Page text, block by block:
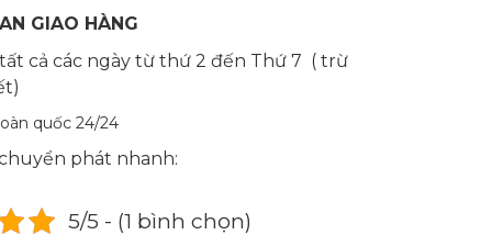
GIAO HÀNG
cả các ngày từ thứ 2 đến Thứ 7 ( trừ
quốc 24/24
phát nhanh:
5/5 - (1 bình chọn)